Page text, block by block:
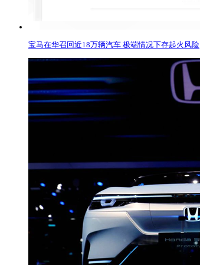
宝马在华召回近18万辆汽车 极端情况下存起火风险